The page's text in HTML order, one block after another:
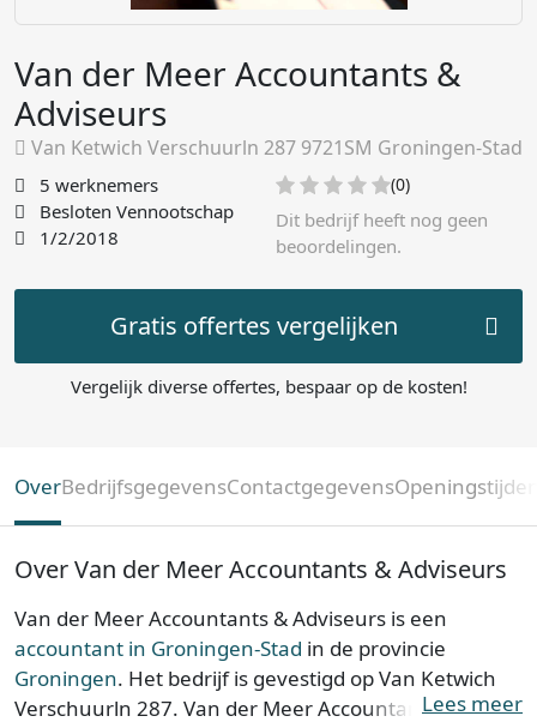
Van der Meer Accountants &
Adviseurs
Van Ketwich Verschuurln 287 9721SM Groningen-Stad
5 werknemers
Besloten Vennootschap
1/2/2018
(0)
Dit bedrijf heeft nog geen
beoordelingen.
Gratis offertes vergelijken
Vergelijk diverse offertes, bespaar op de kosten!
OverBedrijfsgegevensContactgegevens
Over Van der Meer Accountants & Adviseurs
Van der Meer Accountants & Adviseurs is een
accountant in Groningen-Stad in de provincie
Groningen. Het bedrijf is gevestigd op Van Ketwich
Verschuurln 287. Van der Meer Accountants &Lees meer